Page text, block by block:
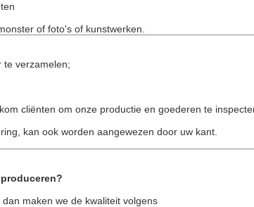
of foto's of kunstwerken.
te verzamelen;
cliënten om onze productie en goederen te
kan ook worden aangewezen door uw kant.
maken we de kwaliteit volgens